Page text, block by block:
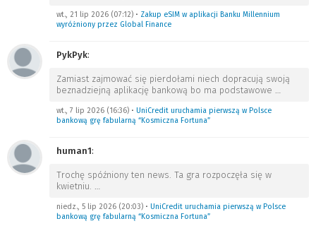
wt., 21 lip 2026 (07:12) • Zakup eSIM w aplikacji Banku Millennium
wyróżniony przez Global Finance
PykPyk:
Zamiast zajmować się pierdołami niech dopracują swoją
beznadziejną aplikację bankową bo ma podstawowe …
wt., 7 lip 2026 (16:36) • UniCredit uruchamia pierwszą w Polsce
bankową grę fabularną “Kosmiczna Fortuna”
human1:
Trochę spóźniony ten news. Ta gra rozpoczęła się w
kwietniu. …
niedz., 5 lip 2026 (20:03) • UniCredit uruchamia pierwszą w Polsce
bankową grę fabularną “Kosmiczna Fortuna”